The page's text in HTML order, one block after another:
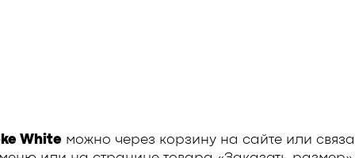
Whiteможно через корзину на сайте или